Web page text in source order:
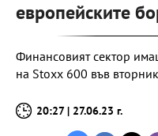
европейските
Финансовият сектор
на Stoxx 600 във вторник
20:27 | 27.06.23 г.